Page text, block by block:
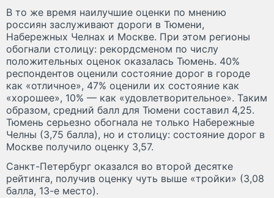
В то же время наилучшие оценки по мнению
россиян заслуживают дороги в Тюмени,
Набережных Челнах и Москве. При этом регионы
обогнали столицу: рекордсменом по числу
положительных оценок оказалась Тюмень. 40%
респондентов оценили состояние дорог в городе
как «отличное», 47% оценили их состояние как
«хорошее», 10% — как «удовлетворительное». Таким
образом, средний балл для Тюмени составил 4,25.
Тюмень серьезно обогнала не только Набережные
Челны (3,75 балла), но и столицу: состояние дорог в
Москве получило оценку 3,57.
Санкт-Петербург оказался во второй десятке
рейтинга, получив оценку чуть выше «тройки» (3,08
балла, 13-е место).